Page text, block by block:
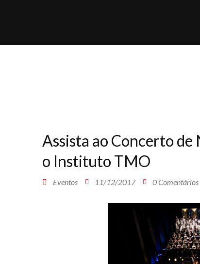
Assista ao Concerto
o Instituto TMO
Eventos 11/12/2017 0 Comentários